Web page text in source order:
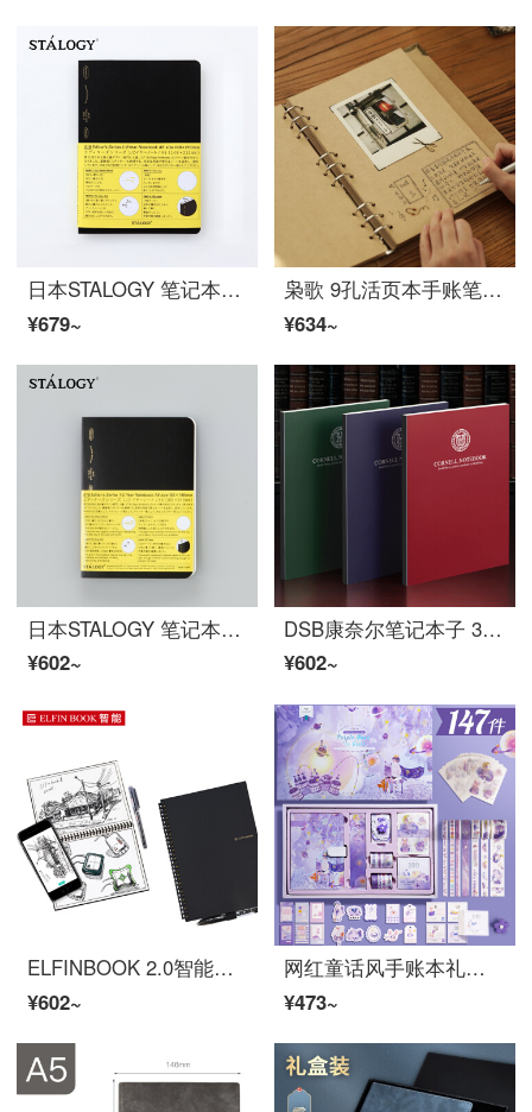
日本STALOGY 笔记本记事本日记本手帐自填日期方格本192页半年册 A5黑色
¥679~
枭歌 9孔活页本手账笔记本子b5简约学生日记记事笔记本厚牛皮纸大学生同学录日程留言本记录可拆卸复古 牛皮纸内页
¥634~
日本STALOGY 笔记本记事本日记本手帐自填日期方格本192页半年册 A6黑色
¥602~
DSB康奈尔笔记本子 3本装套装a4 思维导图方格考研文具5r网格本 学生公务员高效学习数学英语错题本
¥602~
ELFINBOOK 2.0智能OCR识别可重复书写App备份笔记本子 年货创意文具礼品防水商务记事本A5/50页 黑色
¥602~
网红童话风手账本礼盒套装可爱少女心手账活页超萌手杖本工具材料全套日系手帐本礼盒中国风学生用笔记本子 玻璃杯的紫月亮/礼盒
¥473~